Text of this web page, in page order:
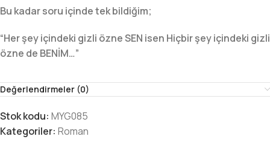
Bu kadar soru içinde tek bildiğim;
“Her şey içindeki gizli özne SEN isen Hiçbir şey içindeki gizli
özne de BENİM…”
Değerlendirmeler (0)
Stok kodu: MYG085
Kategoriler: Roman